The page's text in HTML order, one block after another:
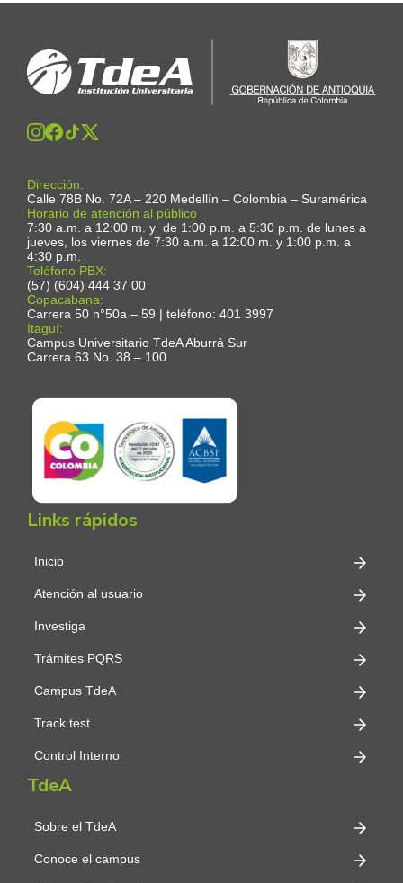
Dirección:
Calle 78B No. 72A – 220 Medellín – Colombia – Suramérica
Horario de atención al público
7:30 a.m. a 12:00 m. y de 1:00 p.m. a 5:30 p.m. de lunes a
jueves, los viernes de 7:30 a.m. a 12:00 m. y 1:00 p.m. a
4:30 p.m.
Teléfono PBX:
(57) (604) 444 37 00
Copacabana:
Carrera 50 n°50a – 59 | teléfono: 401 3997
Itaguí:
Campus Universitario TdeA Aburrá Sur
Carrera 63 No. 38 – 100
Links rápidos
Inicio
Atención al usuario
Investiga
Trámites PQRS
Campus TdeA
Track test
Control Interno
TdeA
Sobre el TdeA
Conoce el campus